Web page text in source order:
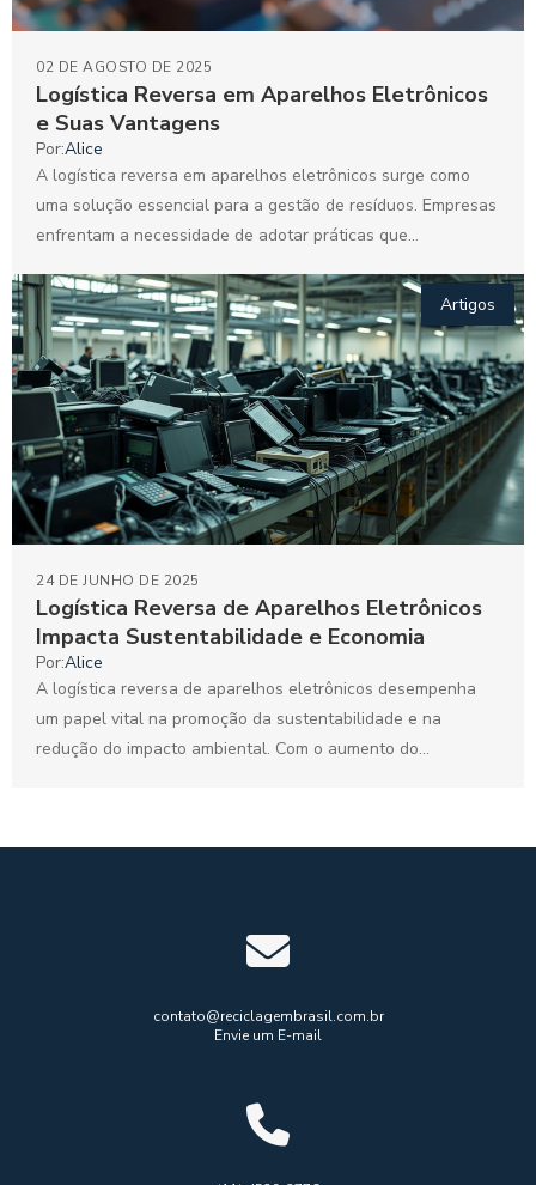
Logística Reversa em Aparelhos Eletrônicos
e Suas Vantagens
02 DE AGOSTO DE 2025
Por:Alice
A logística reversa em aparelhos eletrônicos surge como
uma solução essencial para a gestão de resíduos. Empresas
enfrentam a necessidade de adotar práticas que
Artigos
Logística Reversa de Aparelhos Eletrônicos
Impacta Sustentabilidade e Economia
24 DE JUNHO DE 2025
Por:Alice
A logística reversa de aparelhos eletrônicos desempenha
um papel vital na promoção da sustentabilidade e na
redução do impacto ambiental. Com o aumento do
contato@reciclagembrasil.com.br
Envie um E-mail